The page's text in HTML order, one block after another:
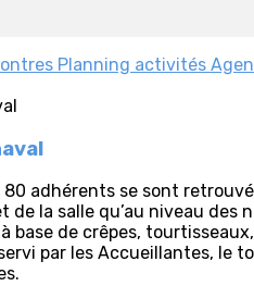
Planning activités
adhérents se sont
de la salle qu’au niveau des
base de crêpes,
par les Accueillantes, le